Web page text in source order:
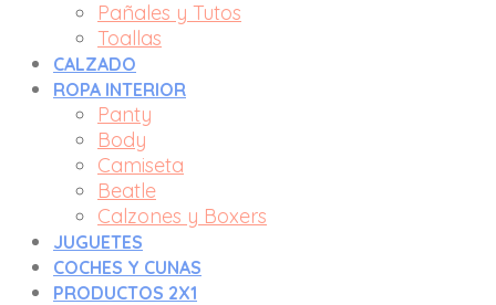
Pañales y Tutos
Toallas
CALZADO
ROPA INTERIOR
Panty
Body
Camiseta
Beatle
Calzones y Boxers
JUGUETES
COCHES Y CUNAS
PRODUCTOS 2X1